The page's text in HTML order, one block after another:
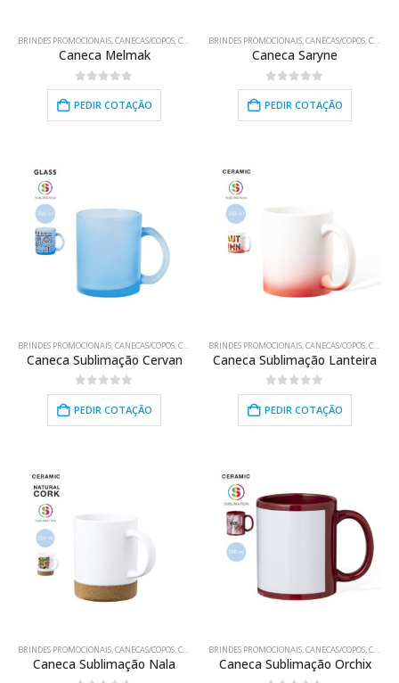
BRINDES PROMOCIONAIS,CANECAS/COPOS,COZINHA/BAR/LAR
Caneca Melmak
0out of 5
PEDIR COTAÇÃO
BRINDES PROMOCIONAIS,CANECAS/COPOS,COZINHA/BAR/LAR
Caneca Saryne
0out of 5
PEDIR COTAÇÃO
BRINDES PROMOCIONAIS,CANECAS/COPOS,COZINHA/BAR/LAR
Caneca Sublimação Cervan
0out of 5
PEDIR COTAÇÃO
BRINDES PROMOCIONAIS,CANECAS/COPOS,COZINHA/BAR/LAR
Caneca Sublimação Lanteira
0out of 5
PEDIR COTAÇÃO
BRINDES PROMOCIONAIS,CANECAS/COPOS,COZINHA/BAR/LAR
Caneca Sublimação Nala
BRINDES PROMOCIONAIS,CANECAS/COPOS,COZINHA/BAR/LAR
Caneca Sublimação Orchix